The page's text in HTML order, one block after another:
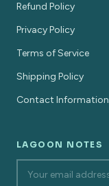
Refund Policy
Privacy Policy
Terms of Service
Shipping Policy
Contact Information
LAGOON NOTES